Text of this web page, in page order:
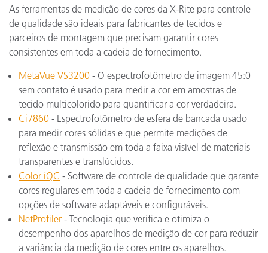
As ferramentas de medição de cores da X-Rite para controle
de qualidade são ideais para fabricantes de tecidos e
parceiros de montagem que precisam garantir cores
consistentes em toda a cadeia de fornecimento.
MetaVue VS3200 - O espectrofotômetro de imagem 45:0
sem contato é usado para medir a cor em amostras de
tecido multicolorido para quantificar a cor verdadeira.
Ci7860 - Espectrofotômetro de esfera de bancada usado
para medir cores sólidas e que permite medições de
reflexão e transmissão em toda a faixa visível de materiais
transparentes e translúcidos.
Color iQC - Software de controle de qualidade que garante
cores regulares em toda a cadeia de fornecimento com
opções de software adaptáveis e configuráveis.
NetProfiler - Tecnologia que verifica e otimiza o
desempenho dos aparelhos de medição de cor para reduzir
a variância da medição de cores entre os aparelhos.